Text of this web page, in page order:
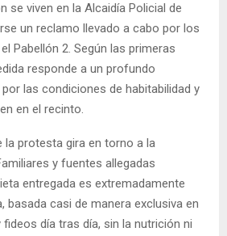
se viven en la Alcaidía Policial de
un reclamo llevado a cabo por los
Pabellón 2. Según las primeras
responde a un profundo
las condiciones de habitabilidad y
en el recinto.
la protesta gira en torno a la
y fuentes allegadas
entregada es extremadamente
basada casi de manera exclusiva en
día tras día, sin la nutrición ni